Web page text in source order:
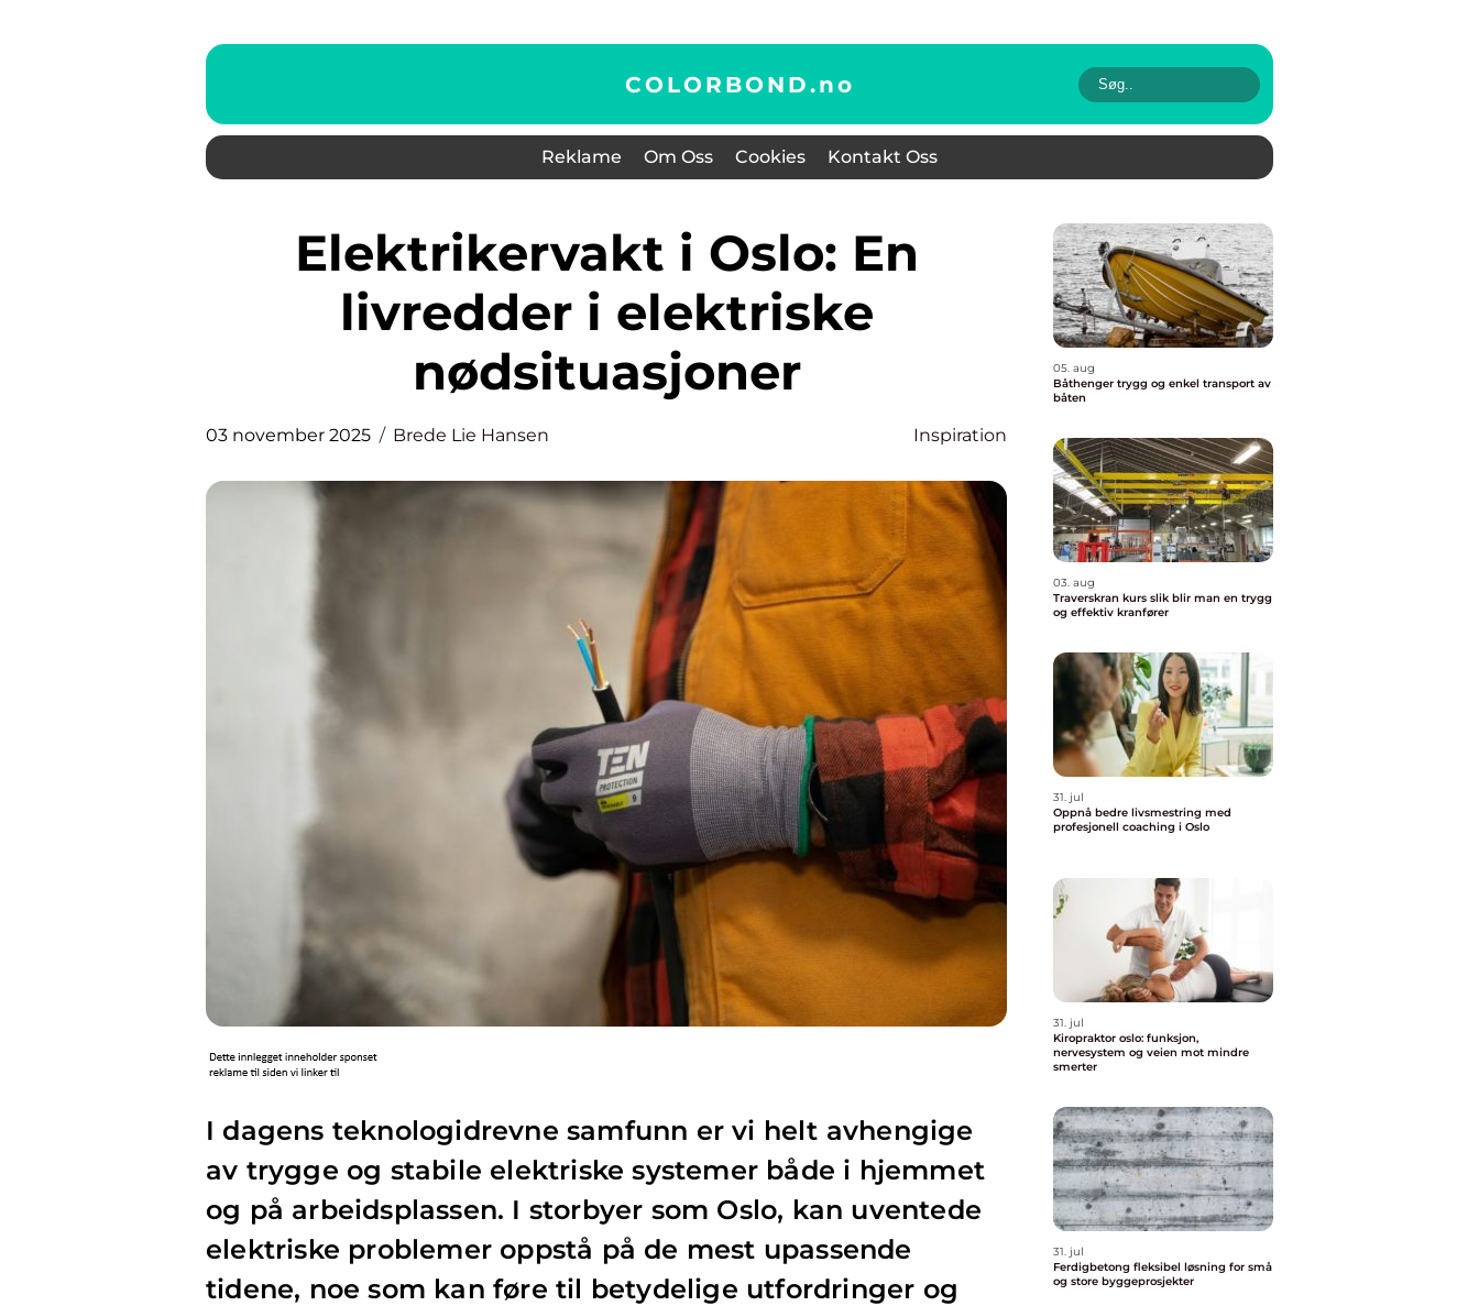
COLORBOND.no
Reklame Om Oss Cookies Kontakt Oss
Elektrikervakt i Oslo: En
livredder i elektriske
nødsituasjoner
03 november 2025 Brede Lie Hansen Inspiration
I dagens teknologidrevne samfunn er vi helt avhengige
av trygge og stabile elektriske systemer både i hjemmet
og på arbeidsplassen. I storbyer som Oslo, kan uventede
elektriske problemer oppstå på de mest upassende
tidene, noe som kan føre til betydelige utfordringer og
05. aug
Båthenger trygg og enkel transport av
båten
03. aug
Traverskran kurs slik blir man en trygg
og effektiv kranfører
31. jul
Oppnå bedre livsmestring med
profesjonell coaching i Oslo
31. jul
Kiropraktor oslo: funksjon,
nervesystem og veien mot mindre
smerter
31. jul
Ferdigbetong fleksibel løsning for små
og store byggeprosjekter